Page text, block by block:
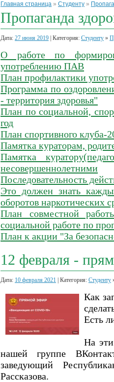
Главная страница » Студенту »
Пропаганда
Дата: 27 июня 2019 | Категория: Студенту »
О работе по
употреблению ПАВ
План профилактики
Программа по
- территория здоровья"
План по социальной,
год
План спортивного клуба-
Памятка кураторам,
Памятка
несовершеннолетними
Последовательность
Это должен знать
оборотов наркотических
План совместной
социальной работе по
План к акции "За
12 февраля -
Дата: 10 февраля 2021 | Категория: Студенту
Как
Есть
На
нашей группе
заведующий
Рассказова.